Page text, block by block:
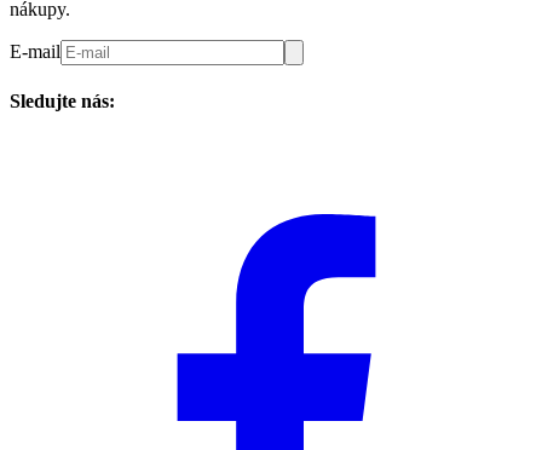
nákupy.
E-mail
Sledujte nás: